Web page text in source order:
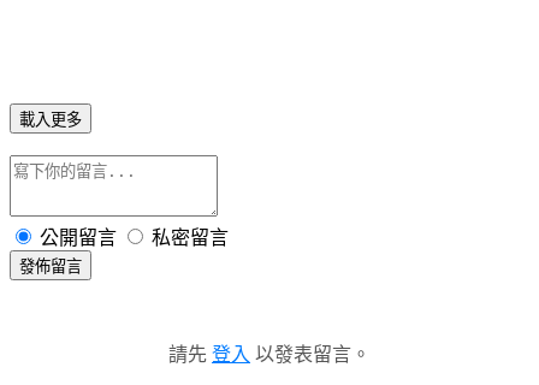
載入更多
公開留言 私密留言
發佈留言
請先 登入 以發表留言。